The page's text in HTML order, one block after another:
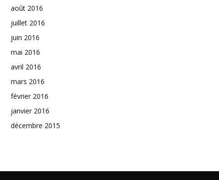
août 2016
juillet 2016
juin 2016
mai 2016
avril 2016
mars 2016
février 2016
janvier 2016
décembre 2015